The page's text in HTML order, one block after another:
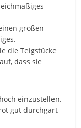
großen
die Teigstücke
dass sie
einzustellen.
gut durchgart